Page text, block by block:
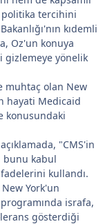
politika tercihini
kıdemli
Oz'un konuya
gizlemeye yönelik
muhtaç olan New
hayati Medicaid
konusundaki
"CMS'in
bunu kabul
kullandı.
York'un
israfa,
gösterdiği